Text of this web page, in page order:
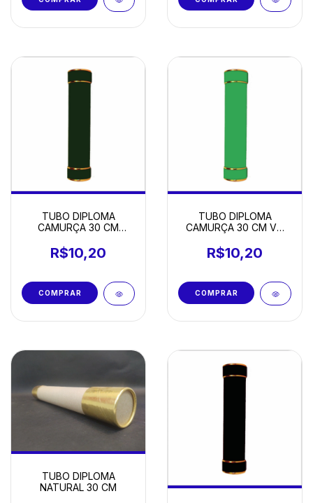
TUBO DIPLOMA
CAMURÇA 30 CM
R$10,20
TUBO DIPLOMA
CAMURÇA 30 CM VD
R$10,20
TUBO DIPLOMA
NATURAL 30 CM